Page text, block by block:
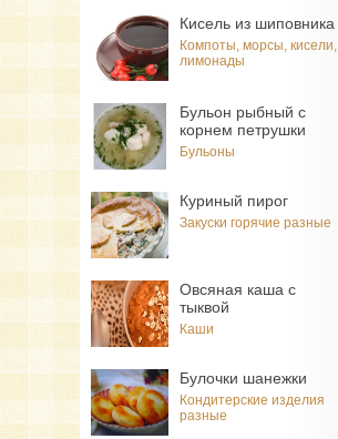
Кисель из шиповника
Компоты, морсы, кисели,
лимонады
Бульон рыбный с
корнем петрушки
Бульоны
Куриный пирог
Закуски горячие разные
Овсяная каша с
тыквой
Каши
Булочки шанежки
Кондитерские изделия
разные